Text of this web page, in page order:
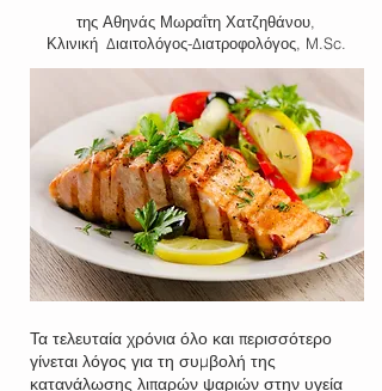
της Αθηνάς Μωραΐτη Χατζηθάνου,
Κλινική Διαιτολόγος-Διατροφολόγος, M.Sc.
Τα τελευταία χρόνια όλο και περισσότερο
γίνεται λόγος για τη συμβολή της
κατανάλωσης λιπαρών ψαριών στην υγεία